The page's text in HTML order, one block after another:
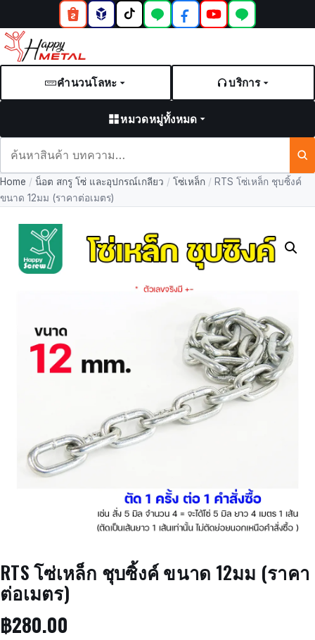
คำนวนโลหะ บริการ
หมวดหมู่ทั้งหมด
และ
บทความ
Home / น็อต สกรู โซ่ และอุปกรณ์เกลียว / โซ่เหล็ก / RTS โซ่เหล็ก ชุบซิ้งค์
ขนาด 12มม (ราคาต่อเมตร)
RTS โซ่เหล็ก ชุบซิ้งค์ ขนาด 12มม (ราคา
ต่อเมตร)
฿280.00